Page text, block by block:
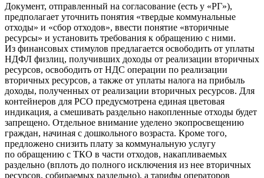
Документ, отправленный на согласование (есть у «РГ»),
предполагает уточнить понятия «твердые коммунальные
отходы» и «сбор отходов», ввести понятие «вторичные
ресурсы» и установить требования к обращению с ними.
Из финансовых стимулов предлагается освободить от уплаты
НДФЛ физлиц, получивших доходы от реализации вторичных
ресурсов, освободить от НДС операции по реализации
вторичных ресурсов, а также от уплаты налога на прибыль
доходы, полученных от реализации вторичных ресурсов. Для
контейнеров для РСО предусмотрена единая цветовая
индикация, а смешивать раздельно накопленные отходы будет
запрещено. Отдельное внимание уделено экопросвещению
граждан, начиная с дошкольного возраста. Кроме того,
предложено снизить плату за коммунальную услугу
по обращению с ТКО в части отходов, накапливаемых
раздельно (вплоть до полного исключения из нее вторичных
ресурсов, собираемых раздельно), а тарифы операторов